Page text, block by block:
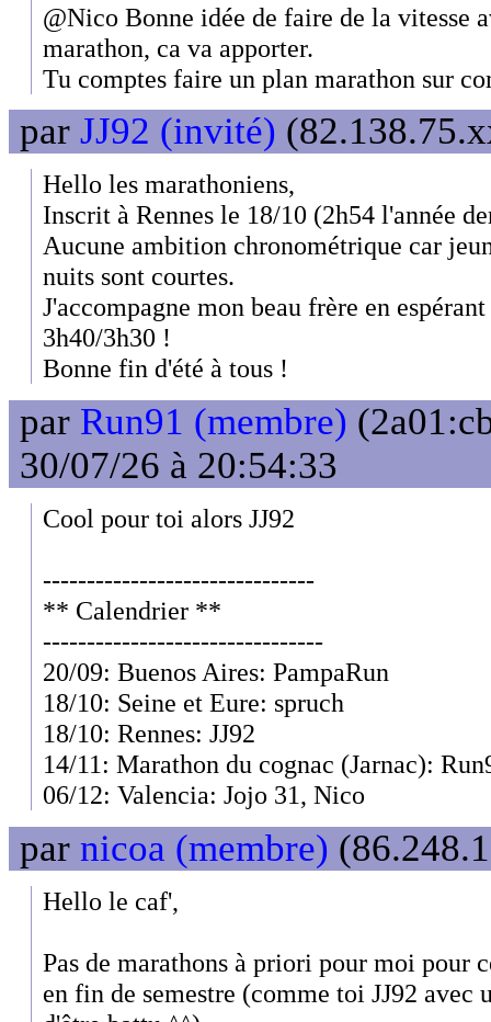
@Nico Bonne idée de faire de la vitesse
marathon, ca va apporter.
Tu comptes faire un plan marathon sur
par JJ92 (invité)
Hello les marathoniens,
Inscrit à Rennes le 18/10 (2h54 l'année
Aucune ambition chronométrique car
nuits sont courtes.
J'accompagne mon beau frère en
3h40/3h30 !
Bonne fin d'été à tous !
par Run91 (membre)
30/07/26 à 20:54:33
Cool pour toi alors JJ92
-------------------------------
** Calendrier **
--------------------------------
20/09: Buenos Aires: PampaRun
18/10: Seine et Eure: spruch
18/10: Rennes: JJ92
14/11: Marathon du cognac (Jarnac):
06/12: Valencia: Jojo 31, Nico
par nicoa (membre)
Hello le caf',
Pas de marathons à priori pour moi pour
en fin de semestre (comme toi JJ92 avec